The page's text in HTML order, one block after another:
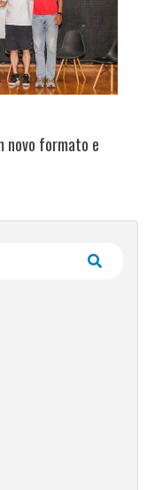
novo formato e